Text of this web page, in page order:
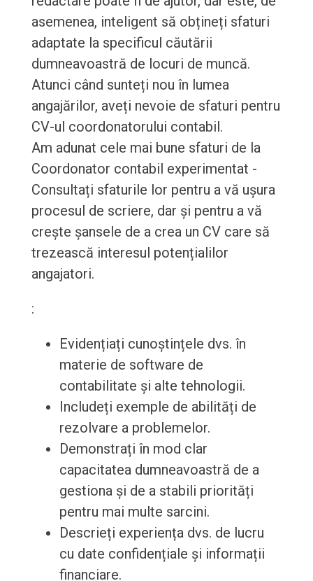
asemenea, inteligent să obțineți sfaturi
adaptate la specificul căutării
dumneavoastră de locuri de muncă.
Atunci când sunteți nou în lumea
angajărilor, aveți nevoie de sfaturi pentru
CV-ul coordonatorului contabil.
Am adunat cele mai bune sfaturi de la
Coordonator contabil experimentat -
Consultați sfaturile lor pentru a vă ușura
procesul de scriere, dar și pentru a vă
crește șansele de a crea un CV care să
trezească interesul potențialilor
angajatori.
:
Evidențiați cunoștințele dvs. în
materie de software de
contabilitate și alte tehnologii.
Includeți exemple de abilități de
rezolvare a problemelor.
Demonstrați în mod clar
capacitatea dumneavoastră de a
gestiona și de a stabili priorități
pentru mai multe sarcini.
Descrieți experiența dvs. de lucru
cu date confidențiale și informații
financiare.